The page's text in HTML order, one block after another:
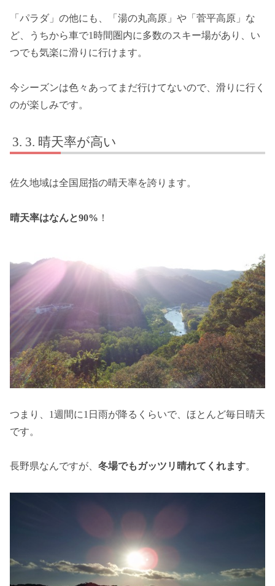
「パラダ」の他にも、「湯の丸高原」や「菅平高原」な
ど、うちから車で1時間圏内に多数のスキー場があり、い
つでも気楽に滑りに行けます。
今シーズンは色々あってまだ行けてないので、滑りに行く
のが楽しみです。
3. 晴天率が高い
佐久地域は全国屈指の晴天率を誇ります。
晴天率はなんと90% ！
つまり、1週間に1日雨が降るくらいで、ほとんど毎日晴天
です。
長野県なんですが、 冬場でもガッツリ晴れてくれます。